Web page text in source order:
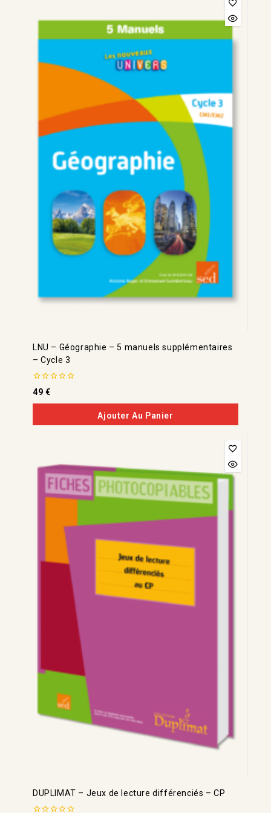
LNU – Géographie – 5 manuels supplémentaires
– Cycle 3
0
de
5
49 €
Ajouter Au Panier
DUPLIMAT – Jeux de lecture différenciés – CP